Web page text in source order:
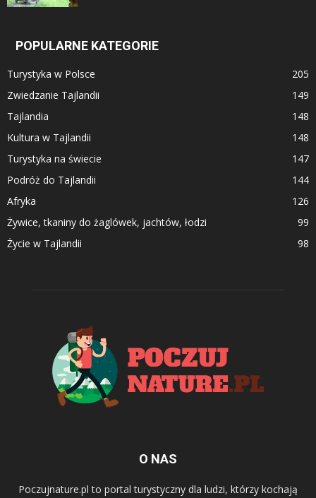
POPULARNE KATEGORIE
Turystyka w Polsce
205
Zwiedzanie Tajlandii
149
Tajlandia
148
Kultura w Tajlandii
148
Turystyka na świecie
147
Podróż do Tajlandii
144
Afryka
126
Żywice, tkaniny do żaglówek, jachtów, łodzi
99
Życie w Tajlandii
98
O NAS
Poczujnature.pl to portal turystyczny dla ludzi, którzy kochają